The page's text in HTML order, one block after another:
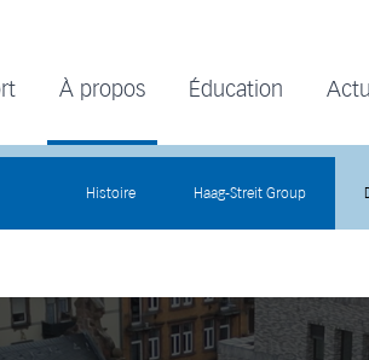
À propos Éducation
Histoire Haag-Streit Group